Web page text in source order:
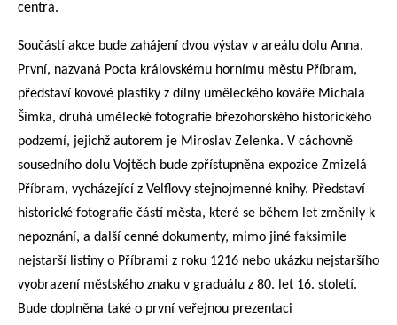
centra.
Součástí akce bude zahájení dvou výstav v areálu dolu Anna.
První, nazvaná Pocta královskému hornímu městu Příbram,
představí kovové plastiky z dílny uměleckého kováře Michala
Šimka, druhá umělecké fotografie březohorského historického
podzemí, jejichž autorem je Miroslav Zelenka. V cáchovně
sousedního dolu Vojtěch bude zpřístupněna expozice Zmizelá
Příbram, vycházející z Velflovy stejnojmenné knihy. Představí
historické fotografie částí města, které se během let změnily k
nepoznání, a další cenné dokumenty, mimo jiné faksimile
nejstarší listiny o Příbrami z roku 1216 nebo ukázku nejstaršího
vyobrazení městského znaku v graduálu z 80. let 16. století.
Bude doplněna také o první veřejnou prezentaci